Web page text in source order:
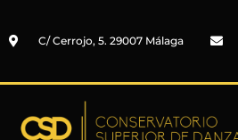
C/ Cerrojo, 5. 29007 Málaga